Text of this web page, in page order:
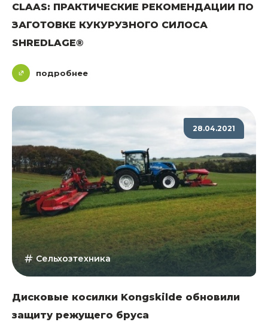
CLAAS: ПРАКТИЧЕСКИЕ РЕКОМЕНДАЦИИ ПО
ЗАГОТОВКЕ КУКУРУЗНОГО СИЛОСА
SHREDLAGE®
подробнее
28.04.2021
Сельхозтехника
Дисковые косилки Kongskilde обновили
защиту режущего бруса